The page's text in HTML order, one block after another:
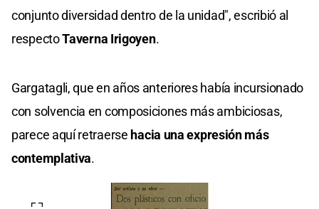
conjunto diversidad dentro de la unidad", escribió al
respectoTaverna Irigoyen.
Gargatagli, que en años anteriores había incursionado
con solvencia en composiciones más ambiciosas,
parece aquí retraerse hacia una expresión más
contemplativa.